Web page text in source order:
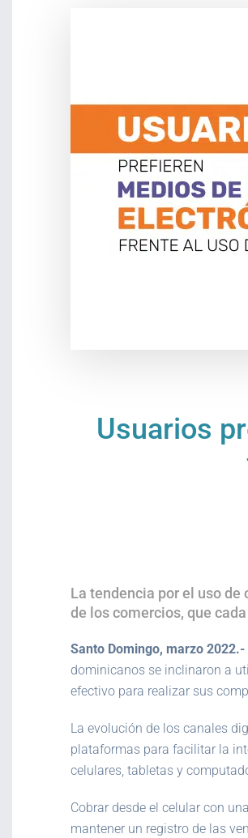
Usuarios
La tendencia por el uso
de los comercios, que
Santo Domingo, marzo 2022.-
dominicanos se inclinaron a
efectivo para realizar sus
La evolución de los canales
plataformas para facilitar la
celulares, tabletas y
Cobrar desde el celular con
mantener un registro de las